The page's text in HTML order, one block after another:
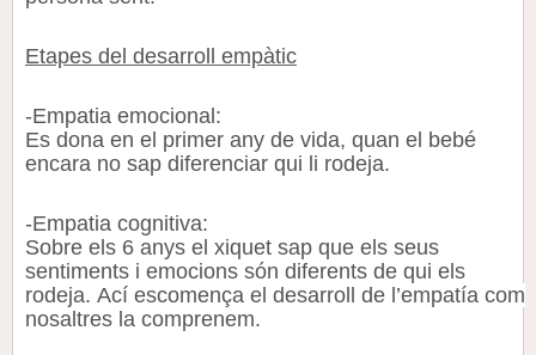
Etapes del desarroll empàtic
-Empatia emocional:
Es dona en el primer any de vida, quan el bebé
encara no sap diferenciar qui li rodeja.
-Empatia cognitiva:
Sobre els 6 anys el xiquet sap que els seus
sentiments i emocions són diferents de qui els
rodeja. Ací escomença el desarroll de l’empatía com
nosaltres la comprenem.